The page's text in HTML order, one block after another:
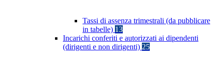
Tassi di assenza trimestrali (da pubblicare
in tabelle) 13
Incarichi conferiti e autorizzati ai dipendenti
(dirigenti e non dirigenti) 25